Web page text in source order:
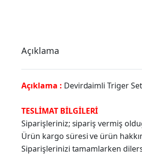
Açıklama
Açıklama : Devirdaimli Triger
TESLİMAT BİLGİLERİ
Siparişleriniz; sipariş vermiş
Ürün kargo süresi ve ürün
Siparişlerinizi tamamlarken